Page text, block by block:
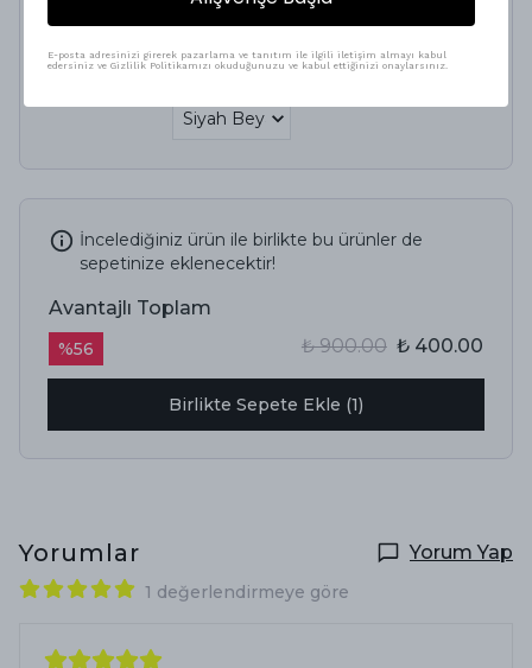
Renk
İncelediğiniz ürün ile birlikte bu ürünler de
sepetinize eklenecektir!
Avantajlı Toplam
%56 ₺ 900.00 ₺ 400.00
Birlikte Sepete Ekle (1)
Yorumlar Yorum Yap
1 değerlendirmeye göre
E-posta adresinizi girerek pazarlama ve tanıtım ile ilgili iletişim almayı kabul
edersiniz ve Gizlilik Politikamızı okuduğunuzu ve kabul ettiğinizi onaylarsınız.